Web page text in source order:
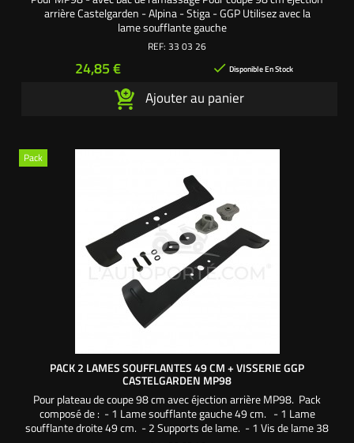
arrière Castelgarden - Alpina - Stiga - GGP Utilisez avec la
lame soufflante gauche
REF: 33 03 26
Prix
24,85 €  Disponible En Stock
Ajouter au panier
Pack
PACK 2 LAMES SOUFFLANTES 49 CM + VISSERIE GGP
CASTELGARDEN MP98
Pour plateau de coupe 98 cm avec éjection arrière MP98. Pack
composé de : - 1 Lame soufflante gauche 49 cm. - 1 Lame
soufflante droite 49 cm. - 2 Supports de lame. - 1 Vis de lame 38